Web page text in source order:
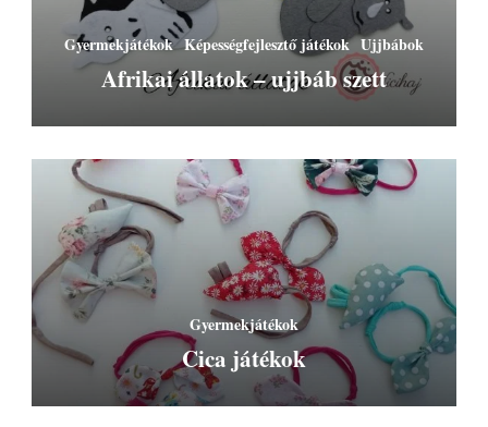
Gyermekjátékok Képességfejlesztő játékok Ujjbábok
Afrikai állatok – ujjbáb szett
Gyermekjátékok
Cica játékok